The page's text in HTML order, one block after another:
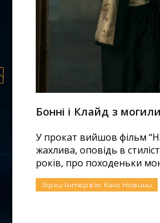
Зірки Інтерв'ю Кіно Новини
Бонні і Клайд з
У прокат вийшов фільм
жахлива, оповідь в
років, про походеньки